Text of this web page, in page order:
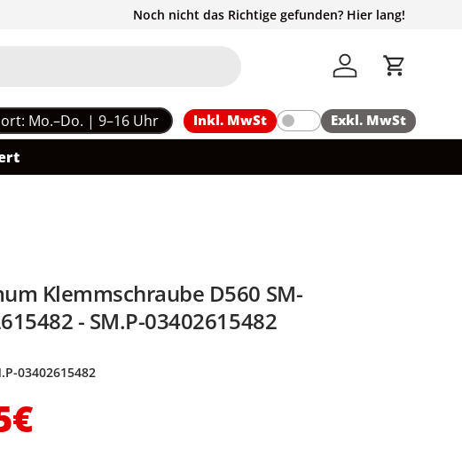
Noch nicht das Richtige gefunden? Hier lang!
Einloggen
Mo.–Do. | 9–16 Uhr Inkl. MwSt Exkl. MwSt
Klemmschraube D560 SM-
- SM.P-03402615482
03402615482
Preis